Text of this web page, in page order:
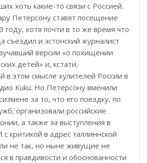
хоть какие-то связи с Россией.
Петерсону ставят посещение
году, хотя почти в то же время что
съездил и эстонский журналист
версии «о похищении
детей» и, кстати,
в этом смысле хулителей России в
Kuku. Но Петерсону вменили
за то, что его поездку, по
организовали российские
а также за выступления в
критикой в адрес таллиннской
не так, но ныне живущие не
в правдивости и обоснованности